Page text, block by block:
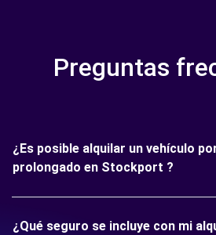
Preguntas
¿Es posible alquilar un vehículo
prolongado en Stockport ?
¿Qué seguro se incluye con mi